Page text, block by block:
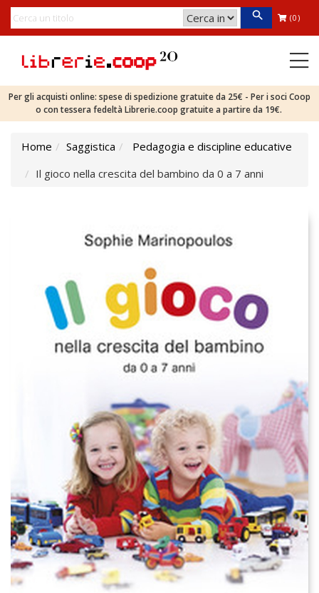
(0)
Per gli acquisti online: spese di spedizione gratuite da 25€ - Per i soci Coop
o con tessera fedeltà Librerie.coop gratuite a partire da 19€.
Home Saggistica
Pedagogia e discipline educative
Il gioco nella crescita del bambino da 0 a 7 anni